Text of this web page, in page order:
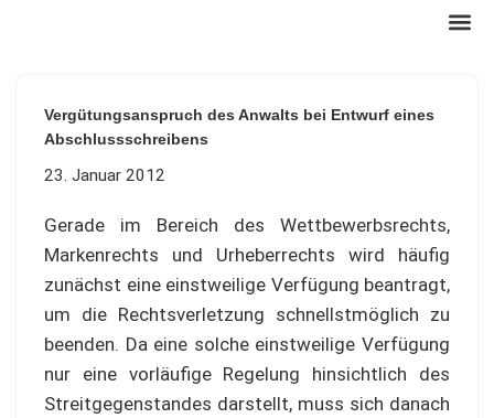
springen
Vergütungsanspruch des Anwalts bei Entwurf eines
Abschlussschreibens
23. Januar 2012
Gerade im Bereich des Wettbewerbsrechts,
Markenrechts und Urheberrechts wird häufig
zunächst eine einstweilige Verfügung beantragt,
um die Rechtsverletzung schnellstmöglich zu
beenden. Da eine solche einstweilige Verfügung
nur eine vorläufige Regelung hinsichtlich des
Streitgegenstandes darstellt, muss sich danach